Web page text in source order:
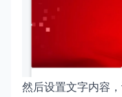
然后设置文字内容